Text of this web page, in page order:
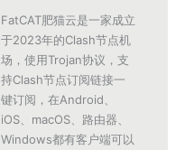
FatCAT肥猫云是一家成立
于2023年的Clash节点机
场，使用Trojan协议，支
持Clash节点订阅链接一
键订阅，在Android、
iOS、macOS、路由器、
Windows都有客户端可以